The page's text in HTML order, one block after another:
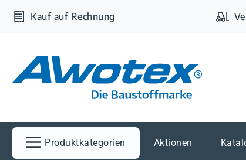
Hauptinhalt springen
Zur Suche springen
Zur Hauptnavigation springen
Kauf auf Rechnung
Produktkategorien Aktionen